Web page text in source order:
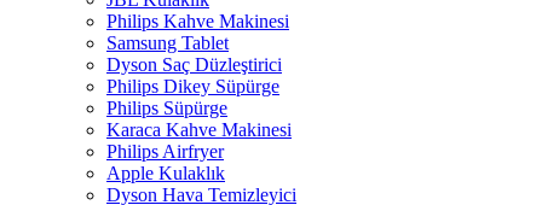
Philips Kahve Makinesi
Samsung Tablet
Dyson Saç Düzleştirici
Philips Dikey Süpürge
Philips Süpürge
Karaca Kahve Makinesi
Philips Airfryer
Apple Kulaklık
Dyson Hava Temizleyici